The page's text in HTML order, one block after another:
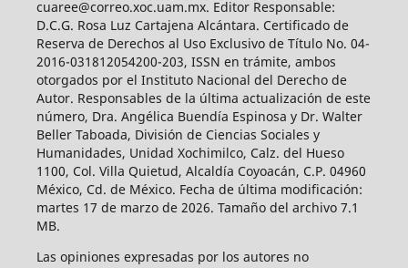
cuaree@correo.xoc.uam.mx. Editor Responsable:
D.C.G. Rosa Luz Cartajena Alcántara. Certificado de
Reserva de Derechos al Uso Exclusivo de Título No. 04-
2016-031812054200-203, ISSN en trámite, ambos
otorgados por el Instituto Nacional del Derecho de
Autor. Responsables de la última actualización de este
número, Dra. Angélica Buendía Espinosa y Dr. Walter
Beller Taboada, División de Ciencias Sociales y
Humanidades, Unidad Xochimilco, Calz. del Hueso
1100, Col. Villa Quietud, Alcaldía Coyoacán, C.P. 04960
México, Cd. de México. Fecha de última modificación:
martes 17 de marzo de 2026. Tamaño del archivo 7.1
MB.
Las opiniones expresadas por los autores no